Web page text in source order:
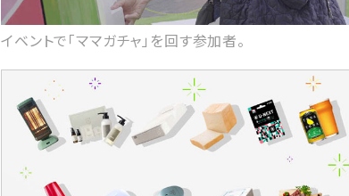
イベントで「ママガチャ」を回す参加者。